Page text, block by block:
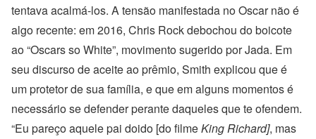
tentava acalmá-los. A tensão manifestada no Oscar não é
algo recente: em 2016, Chris Rock debochou do boicote
ao “Oscars so White”, movimento sugerido por Jada. Em
seu discurso de aceite ao prêmio, Smith explicou que é
um protetor de sua família, e que em alguns momentos é
necessário se defender perante daqueles que te ofendem.
“Eu pareço aquele pai doido [do filmeKing Richard], mas